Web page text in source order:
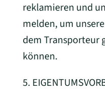
reklamieren und
melden, um
dem Transporteur
können.
5.